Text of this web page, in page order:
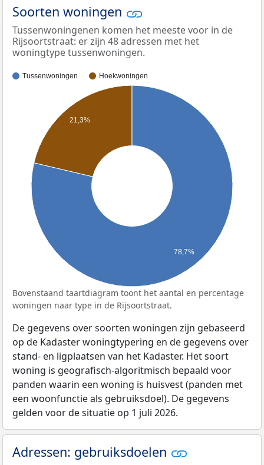
Soorten woningen
Tussenwoningenen komen het meeste voor in de
Rijsoortstraat: er zijn 48 adressen met het
woningtype tussenwoningen.
Tussenwoningen Hoekwoningen
21,3%
78,7%
Bovenstaand taartdiagram toont het aantal en percentage
woningen naar type in de Rijsoortstraat.
De gegevens over soorten woningen zijn gebaseerd
op de Kadaster woningtypering en de gegevens over
stand- en ligplaatsen van het Kadaster. Het soort
woning is geografisch-algoritmisch bepaald voor
panden waarin een woning is huisvest (panden met
een woonfunctie als gebruiksdoel). De gegevens
gelden voor de situatie op 1 juli 2026.
Adressen: gebruiksdoelen